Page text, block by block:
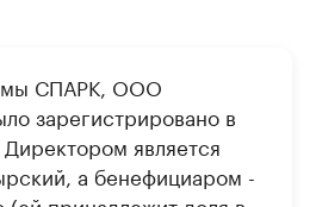
СПАРК, ООО
зарегистрировано в
является
а бенефициаром -